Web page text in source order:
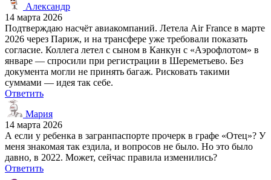
Александр
14 марта 2026
Подтверждаю насчёт авиакомпаний. Летела Air France в марте
2026 через Париж, и на трансфере уже требовали показать
согласие. Коллега летел с сыном в Канкун с «Аэрофлотом» в
январе — спросили при регистрации в Шереметьево. Без
документа могли не принять багаж. Рисковать такими
суммами — идея так себе.
Ответить
Мария
14 марта 2026
А если у ребенка в загранпаспорте прочерк в графе «Отец»? У
меня знакомая так ездила, и вопросов не было. Но это было
давно, в 2022. Может, сейчас правила изменились?
Ответить